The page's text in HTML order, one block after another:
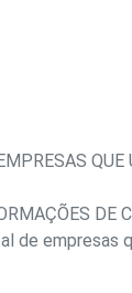
DE
de empresas